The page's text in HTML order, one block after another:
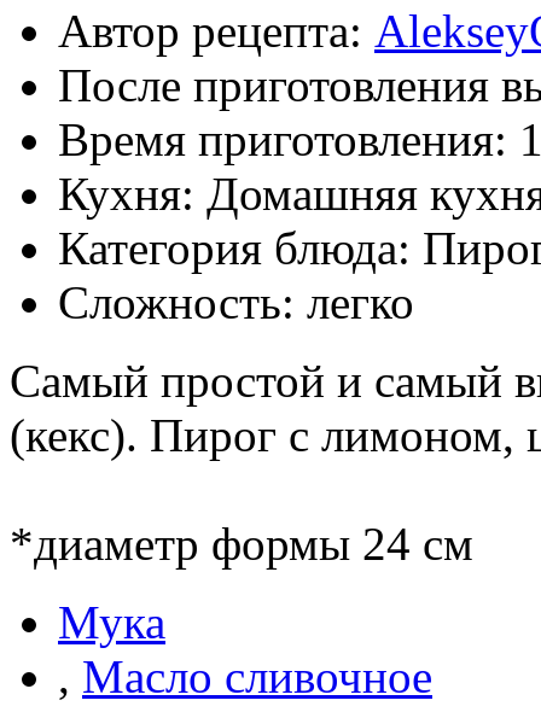
Автор рецепта:
После приготовления
Время приготовления:
Кухня: Домашняя
Категория блюда:
Сложность: легко
Самый простой и самый
(кекс). Пирог с лимоном,
*диаметр формы 24 см
Мука
, Масло сливочное